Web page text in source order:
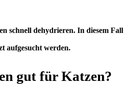
schnell dehydrieren. In diesem Fall
aufgesucht werden.
gut für Katzen?